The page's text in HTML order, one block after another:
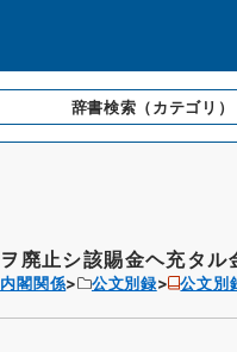
辞書検索 （カテゴリ）
廃止シ該賜金ヘ充タ
閣関係 公文別録 公文別